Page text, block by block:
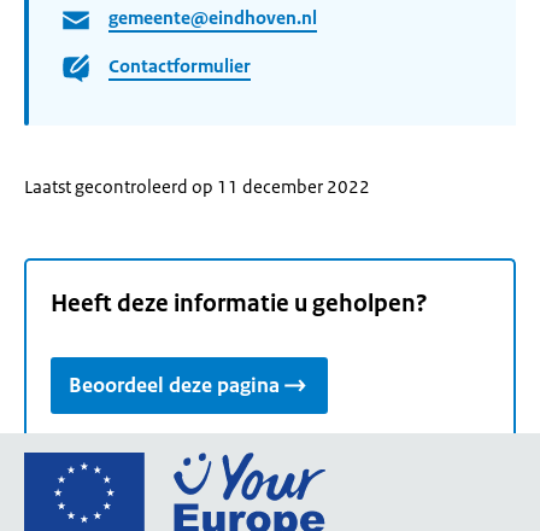
gemeente@eindhoven.nl
Contactformulier
Laatst gecontroleerd op 11 december 2022
Heeft deze informatie u geholpen?
Beoordeel deze pagina
Ga